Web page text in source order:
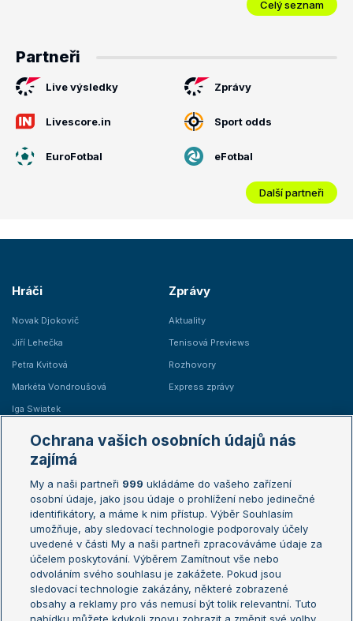
Celý seznam
Partneři
Live výsledky Zprávy
Livescore.in Sport odds
EuroFotbal eFotbal
Další partneři
Hráči
Novak Djokovič
Jiří Lehečka
Petra Kvitová
Markéta Vondroušová
Iga Swiatek
Zprávy
Aktuality
Tenisová Previews
Rozhovory
Express zprávy
Žebříčky
Žebříček ATP (muži)
Žebříček WTA (ženy)
Sázkařský žebříček
Australian Open
French Open
Wimbledon
US Open
Turnaj mistrů
Turnaj mistryň
Ochrana vašich osobních údajů nás
zajímá
My a naši partneři 999 ukládáme do vašeho zařízení
osobní údaje, jako jsou údaje o prohlížení nebo jedinečné
identifikátory, a máme k nim přístup. Výběr Souhlasím
umožňuje, aby sledovací technologie podporovaly účely
uvedené v části My a naši partneři zpracováváme údaje za
účelem poskytování. Výběrem Zamítnout vše nebo
odvoláním svého souhlasu je zakážete. Pokud jsou
sledovací technologie zakázány, některé zobrazené
obsahy a reklamy pro vás nemusí být tolik relevantní. Tuto